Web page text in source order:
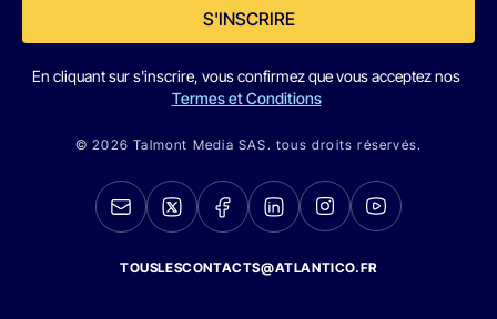
S'INSCRIRE
En cliquant sur s'inscrire, vous confirmez que vous acceptez nos
Termes et Conditions
© 2026 Talmont Media SAS. tous droits réservés.
TOUSLESCONTACTS@ATLANTICO.FR